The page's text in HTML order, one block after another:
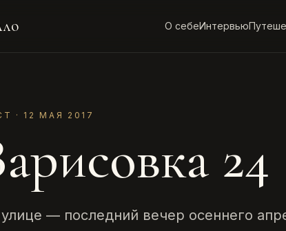
О себеИнтервью
· 12 МАЯ 2017
24
— последний вечер осеннего